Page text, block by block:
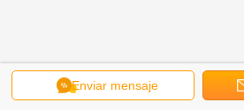
Enviar mensaje